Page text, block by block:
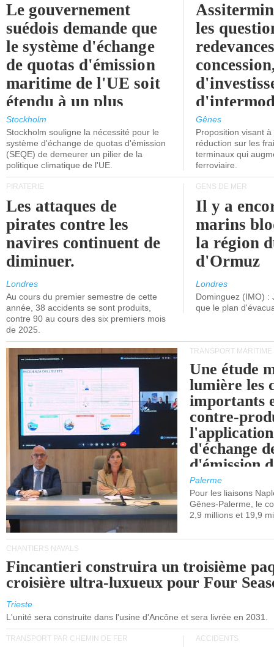
Le gouvernement
suédois demande que
le système d'échange
de quotas d'émission
maritime de l'UE soit
étendu à un plus
grand nombre de
navires.
Stockholm
Stockholm souligne la nécessité pour le
système d'échange de quotas d'émission
(SEQE) de demeurer un pilier de la
politique climatique de l'UE.
les
l'attention
politiciens.
Gênes
Proposition visant
réduction sur les
terminaux qui
ferroviaire.
PIRATERIE
Les attaques de
pirates contre les
navires continuent de
diminuer.
Londres
Au cours du premier semestre de cette
année, 38 accidents se sont produits,
contre 90 au cours des six premiers mois
de 2025.
GENS DE MER
Il y a
marins
la région
d'Ormuz
Londres
Dominguez (IMO) :
que le plan
TRANSPORT MARITIME
Une étude
lumière les
importants
contre-
d'échange
d'émission
(SEQE-UE)
maritimes
occidentale.
Palerme
Pour les liaisons
Gênes-Palerme, le
2,9 millions et 19,9
CHANTIERS NAVALS
Fincantieri construira un troisième
croisière ultra-luxueux pour Four
Trieste
L'unité sera construite dans l'usine d'Ancône et sera livrée en 2031.
TRANSPORT PAR CHEMIN DE FER ACCIDENTS